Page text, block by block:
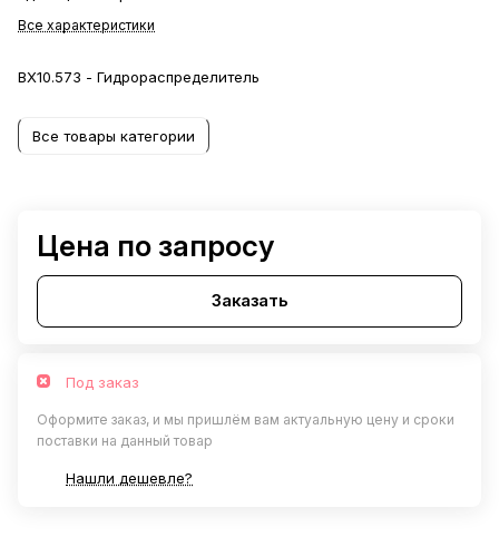
Все характеристики
ВХ10.573 - Гидрораспределитель
Все товары категории
Цена по запросу
Заказать
Под заказ
Оформите заказ, и мы пришлём вам актуальную цену и сроки
поставки на данный товар
Нашли дешевле?